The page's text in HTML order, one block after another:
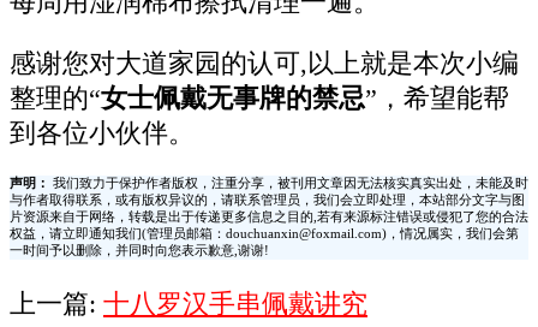
感谢您对大道家园的认可,以上就是本次小编
整理的“女士佩戴无事牌的禁忌”，希望能帮
到各位小伙伴。
声明：
我们致力于保护作者版权，注重分享，被刊用文章因无法核实真实出处，未能及时
与作者取得联系，或有版权异议的，请联系管理员，我们会立即处理，本站部分文字与图
片资源来自于网络，转载是出于传递更多信息之目的,若有来源标注错误或侵犯了您的合法
权益，请立即通知我们(管理员邮箱：douchuanxin@foxmail.com)，情况属实，我们会第
一时间予以删除，并同时向您表示歉意,谢谢!
上一篇: 十八罗汉手串佩戴讲究